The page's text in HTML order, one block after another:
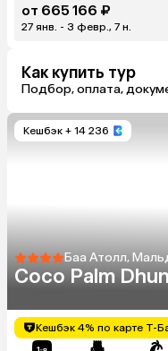
от 665 166 ₽
27 янв. - 3 февр., 7 н.
Как купить тур
Подбор, оплата,
Кешбэк + 14 236
Баа Атолл,
Coco Palm
Кешбэк 4% по карте Т-